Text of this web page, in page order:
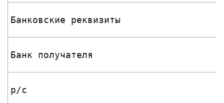
Банковские реквизиты
Банк получателя
р/с